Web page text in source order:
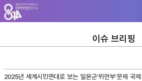
주
메
뉴
가
본
문
바
기
하
단
바
기
이슈 브리핑
2025년 세계시민연대로 보는 일본군‘위안부’문제 국